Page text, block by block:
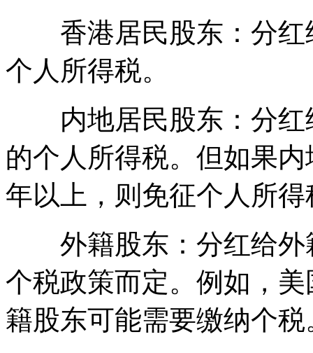
香港居民股东：分红
个人所得税。
内地居民股东：分红
的个人所得税。但如果
年以上，则免征个人所得
外籍股东：分红给外
个税政策而定。例如，
籍股东可能需要缴纳个税